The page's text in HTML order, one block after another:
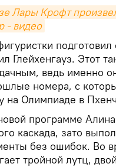
Лары Крофт
- видео
подготовил
Глейхенгауз. Этот
ведь именно
номера, с
на Олимпиаде в
программе
каскада, зато
без ошибок. Во
тройной лутц,